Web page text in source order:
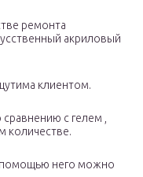
ремонта
акриловый
клиентом.
с гелем ,
количестве.
помощью него можно